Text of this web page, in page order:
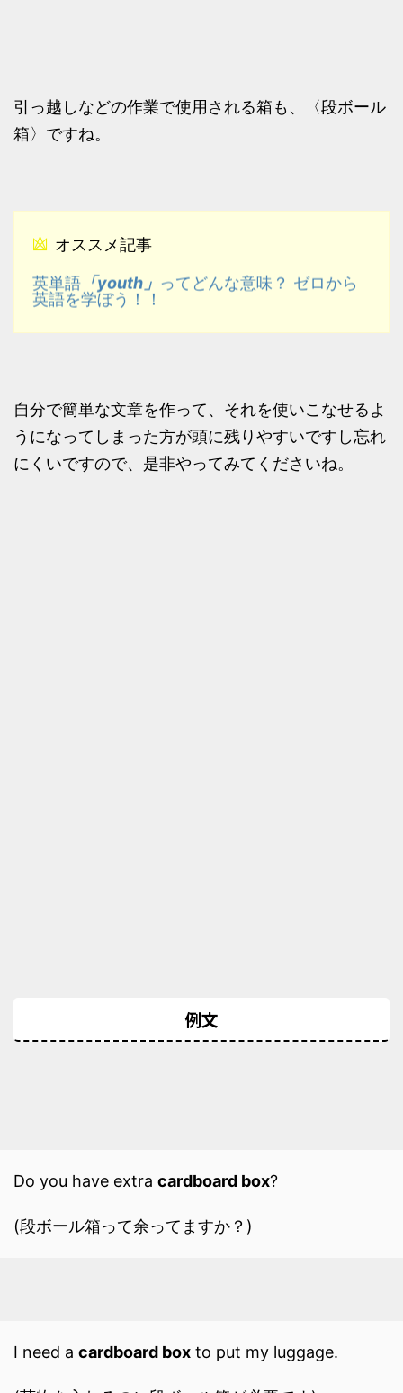
引っ越しなどの作業で使用される箱も、〈段ボール
箱〉ですね。
オススメ記事
英単語 「youth」
ってどんな意味？ ゼロから
英語を学ぼう！！
自分で簡単な文章を作って、それを使いこなせるよ
うになってしまった方が頭に残りやすいですし忘れ
にくいですので、是非やってみてくださいね。
例文
Do you have extra cardboard box?
(段ボール箱って余ってますか？)
I need a cardboard box to put my luggage.